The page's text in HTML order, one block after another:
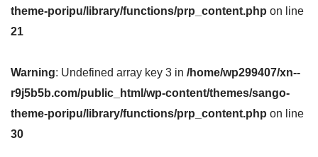
theme-poripu/library/functions/prp_content.php on line
21
Warning: Undefined array key 3 in /home/wp299407/xn--
r9j5b5b.com/public_html/wp-content/themes/sango-
theme-poripu/library/functions/prp_content.php on line
30